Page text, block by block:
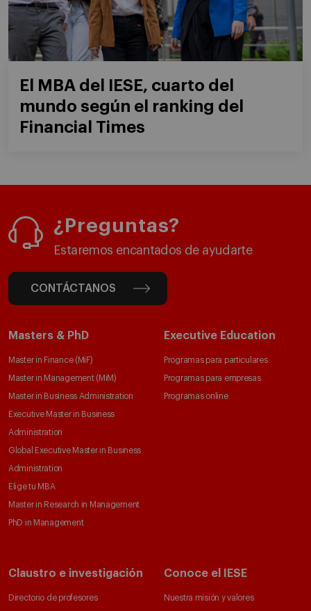
El MBA del IESE, cuarto del
mundo según el ranking del
Financial Times
¿Preguntas?
Estaremos encantados de ayudarte
CONTÁCTANOS
Masters & PhD
Master in Finance (MiF)
Master in Management (MiM)
Master in Business Administration
Executive Master in Business
Administration
Global Executive Master in Business
Administration
Elige tu MBA
Master in Research in Management
PhD in Management
Executive Education
Programas para particulares
Programas para empresas
Programas online
Claustro e investigación
Directorio de profesores
Conoce el IESE
Nuestra misión y valores